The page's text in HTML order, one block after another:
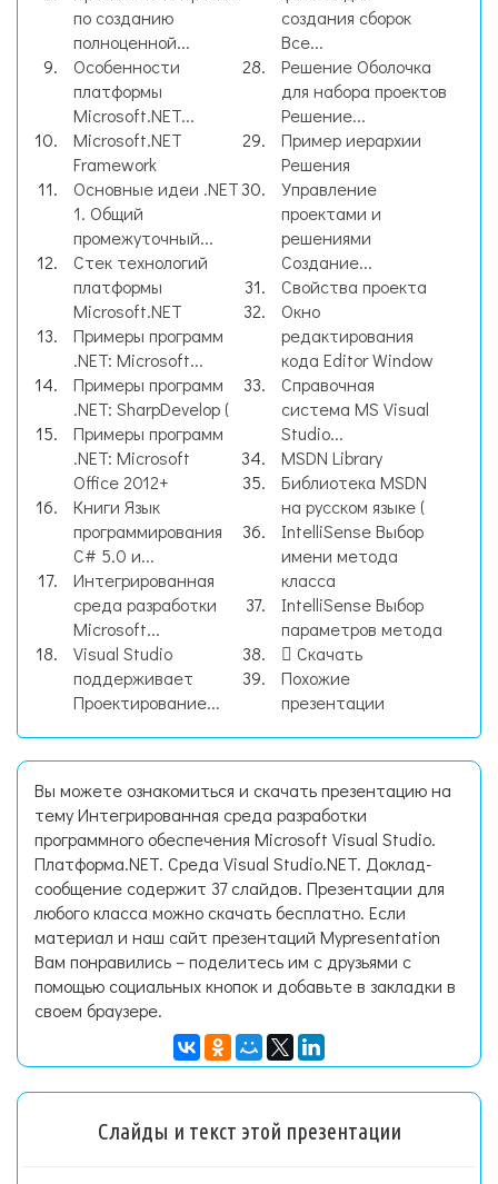
по созданию
полноценной...
Особенности
платформы
Microsoft.NET...
Microsoft.NET
Framework
Основные идеи .NET
1. Общий
промежуточный...
Стек технологий
платформы
Microsoft.NET
Примеры программ
.NET: Microsoft...
Примеры программ
.NET: SharpDevelop (
Примеры программ
.NET: Microsoft
Office 2012+
Книги Язык
программирования
C# 5.0 и...
Интегрированная
среда разработки
Microsoft...
Visual Studio
поддерживает
Проектирование...
создания сборок
Все...
Решение Оболочка
для набора проектов
Решение...
Пример иерархии
Решения
Управление
проектами и
решениями
Создание...
Свойства проекта
Окно
редактирования
кода Editor Window
Справочная
система MS Visual
Studio...
MSDN Library
Библиотека MSDN
на русском языке (
IntelliSense Выбор
имени метода
класса
IntelliSense Выбор
параметров метода
Скачать
Похожие
презентации
Вы можете ознакомиться и скачать презентацию на
тему Интегрированная среда разработки
программного обеспечения Microsoft Visual Studio.
Платформа.NET. Среда Visual Studio.NET. Доклад-
сообщение содержит 37 слайдов. Презентации для
любого класса можно скачать бесплатно. Если
материал и наш сайт презентаций Mypresentation
Вам понравились – поделитесь им с друзьями с
помощью социальных кнопок и добавьте в закладки в
своем браузере.
Слайды и текст этой презентации